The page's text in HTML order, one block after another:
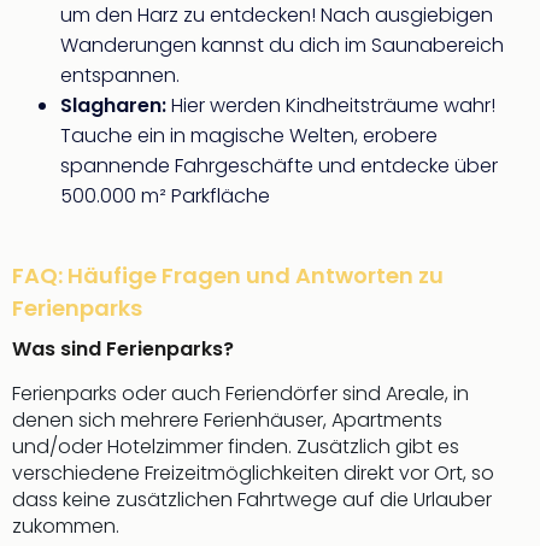
um den Harz zu entdecken! Nach ausgiebigen
Wanderungen kannst du dich im Saunabereich
entspannen.
Slagharen:Hier werden Kindheitsträume wahr!
Tauche ein in magische Welten, erobere
spannende Fahrgeschäfte und entdecke über
500.000 m² Parkfläche
FAQ: Häufige Fragen und Antworten zu
Ferienparks
Was sind Ferienparks?
Ferienparks oder auch Feriendörfer sind Areale, in
denen sich mehrere Ferienhäuser, Apartments
und/oder Hotelzimmer finden. Zusätzlich gibt es
verschiedene Freizeitmöglichkeiten direkt vor Ort, so
dass keine zusätzlichen Fahrtwege auf die Urlauber
zukommen.